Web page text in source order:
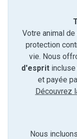
Votre animal
protection
vie. Nous
d'esprit
et payée
Découvrez
Nous